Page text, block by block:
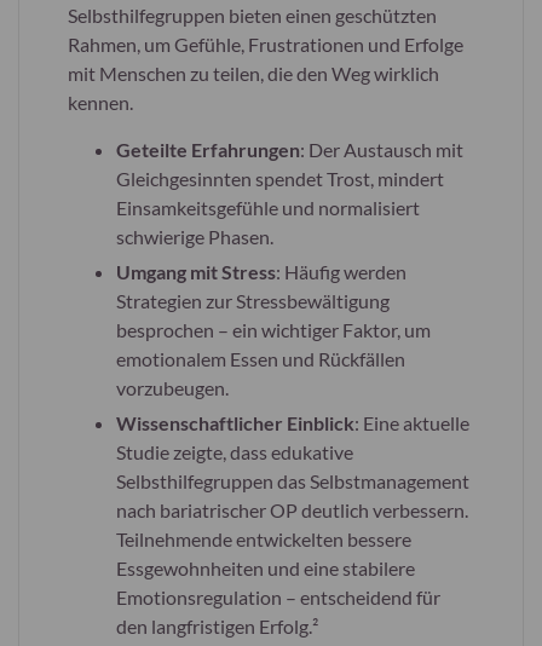
Selbsthilfegruppen bieten einen geschützten
Rahmen, um Gefühle, Frustrationen und Erfolge
mit Menschen zu teilen, die den Weg wirklich
kennen.
Geteilte Erfahrungen: Der Austausch mit
Gleichgesinnten spendet Trost, mindert
Einsamkeitsgefühle und normalisiert
schwierige Phasen.
Umgang mit Stress: Häufig werden
Strategien zur Stressbewältigung
besprochen – ein wichtiger Faktor, um
emotionalem Essen und Rückfällen
vorzubeugen.
Wissenschaftlicher Einblick: Eine aktuelle
Studie zeigte, dass edukative
Selbsthilfegruppen das Selbstmanagement
nach bariatrischer OP deutlich verbessern.
Teilnehmende entwickelten bessere
Essgewohnheiten und eine stabilere
Emotionsregulation – entscheidend für
den langfristigen Erfolg.²